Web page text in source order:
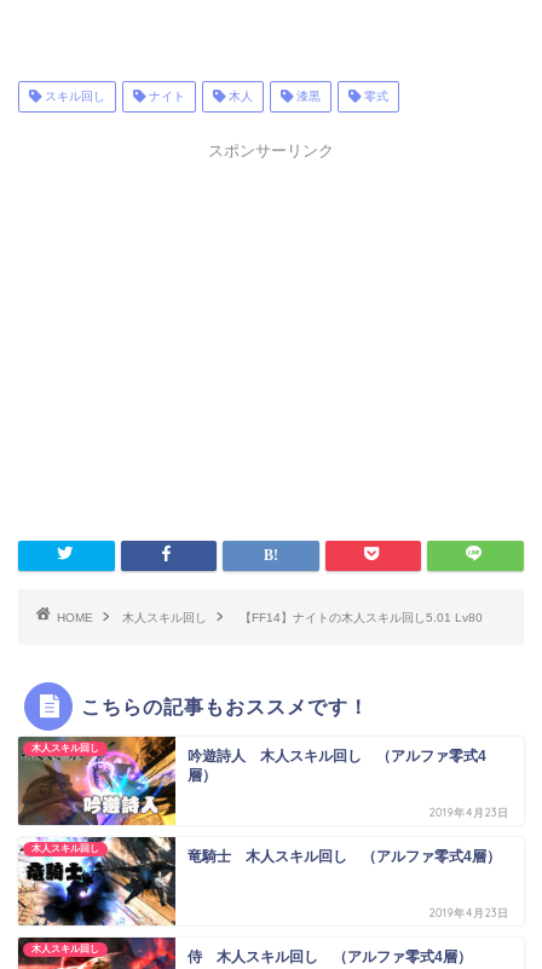
スキル回し ナイト 木人 漆黒 零式
スポンサーリンク
HOME 木人スキル回し 【FF14】ナイトの木人スキル回し5.01 Lv80
こちらの記事もおススメです！
木人スキル回し
吟遊詩人 木人スキル回し （アルファ零式4
層）
2019年4月23日
木人スキル回し 竜騎士 木人スキル回し （アルファ零式4層）
2019年4月23日
木人スキル回し 侍 木人スキル回し （アルファ零式4層）